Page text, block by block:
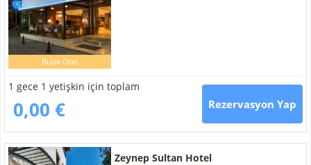
Butik Otel
1 gece 1 yetişkin için toplam
0,00 € Rezervasyon Yap
Zeynep Sultan Hotel